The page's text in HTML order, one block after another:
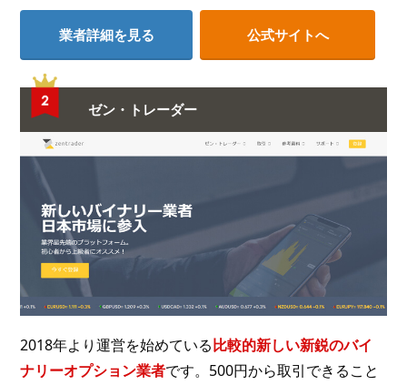
業者詳細を見る 公式サイトへ
ゼン・トレーダー
2018年より運営を始めている比較的新しい新鋭のバイ
ナリーオプション業者です。500円から取引できること